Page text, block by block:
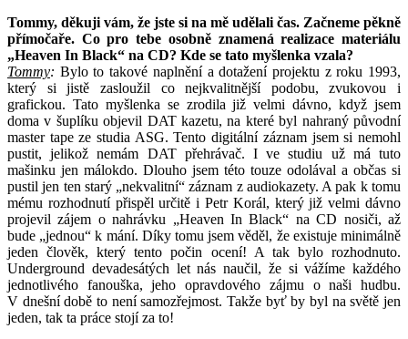
Tommy, děkuji vám, že jste si na mě udělali čas. Začneme pěkně
přímočaře. Co pro tebe osobně znamená realizace materiálu
„Heaven In Black“ na CD? Kde se tato myšlenka vzala?
Tommy: Bylo to takové naplnění a dotažení projektu z roku 1993,
který si jistě zasloužil co nejkvalitnější podobu, zvukovou i
grafickou. Tato myšlenka se zrodila již velmi dávno, když jsem
doma v šuplíku objevil DAT kazetu, na které byl nahraný původní
master tape ze studia ASG. Tento digitální záznam jsem si nemohl
pustit, jelikož nemám DAT přehrávač. I ve studiu už má tuto
mašinku jen málokdo. Dlouho jsem této touze odolával a občas si
pustil jen ten starý „nekvalitní“ záznam z audiokazety. A pak k tomu
mému rozhodnutí přispěl určitě i Petr Korál, který již velmi dávno
projevil zájem o nahrávku „Heaven In Black“ na CD nosiči, až
bude „jednou“ k mání. Díky tomu jsem věděl, že existuje minimálně
jeden člověk, který tento počin ocení! A tak bylo rozhodnuto.
Underground devadesátých let nás naučil, že si vážíme každého
jednotlivého fanouška, jeho opravdového zájmu o naši hudbu.
V dnešní době to není samozřejmost. Takže byť by byl na světě jen
jeden, tak ta práce stojí za to!